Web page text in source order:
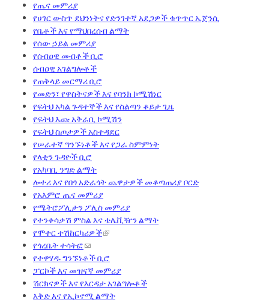
የጤና መምሪያ
የሀገር ውስጥ ደህንነትና የድንገተኛ አደጋዎች ቁጥጥር ኤጀንሲ
የቤቶች እና የማህበረሰብ ልማት
የሰው ኃይል መምሪያ
የሰብዐዊ መብቶች ቢሮ
ሰብዐዊ አገልግሎቶች
የጠቅላይ መርማሪ ቢሮ
የመድን፣ የዋስትናዎች እና የባንክ ኮሚሽነር
የፍትህ አካል ጉዳተኞች እና የስልጣን ቆይታ ጊዜ
የፍትህ እጩ አቅራቢ ኮሚሽን
የፍትህ ስጦታዎች አስተዳደር
የሠራተኛ ግንኙነቶች እና የጋራ ስምምነት
የላቲን ጉዳዮች ቢሮ
የአካባቢ ንግድ ልማት
ሎተሪ እና የበጎ አድራጎት ጨዋታዎች መቆጣጠሪያ ቦርድ
የአእምሮ ጤና መምሪያ
የሜትሮፖሊታን ፖሊስ መምሪያ
የተንቀሳቃሽ ምስል እና ቴሌቪዥን ልማት
የሞተር ተሽከርካሪዎች
የጎረቤት ተሳትፎ
የተዋሃዱ ግንኙነቶች ቢሮ
ፓርኮች እና መዝናኛ መምሪያ
ሽርክናዎች እና የእርዳታ አገልግሎቶች
እቅድ እና የኢኮኖሚ ልማት